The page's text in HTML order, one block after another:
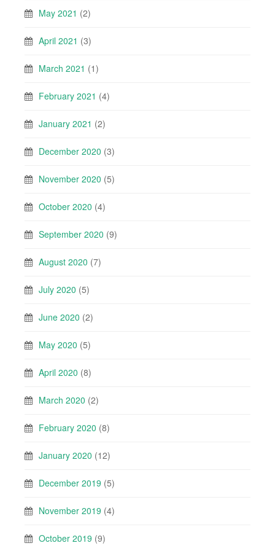
May 2021 (2)
April 2021 (3)
March 2021 (1)
February 2021 (4)
January 2021 (2)
December 2020 (3)
November 2020 (5)
October 2020 (4)
September 2020 (9)
August 2020 (7)
July 2020 (5)
June 2020 (2)
May 2020 (5)
April 2020 (8)
March 2020 (2)
February 2020 (8)
January 2020 (12)
December 2019 (5)
November 2019 (4)
October 2019 (9)